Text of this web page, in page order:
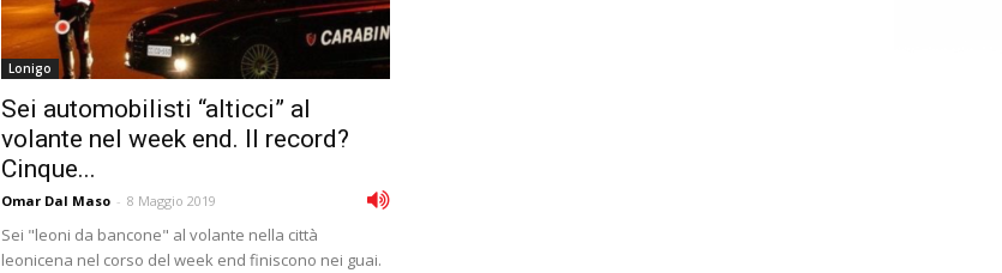
Lonigo
Sei automobilisti “alticci” al
volante nel week end. Il record?
Cinque...
Omar Dal Maso - 8 Maggio 2019
Sei "leoni da bancone" al volante nella città
leonicena nel corso del week end finiscono nei guai.